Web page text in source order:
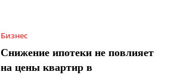
Бизнес
Снижение ипотеки не повлияет
на цены квартир в